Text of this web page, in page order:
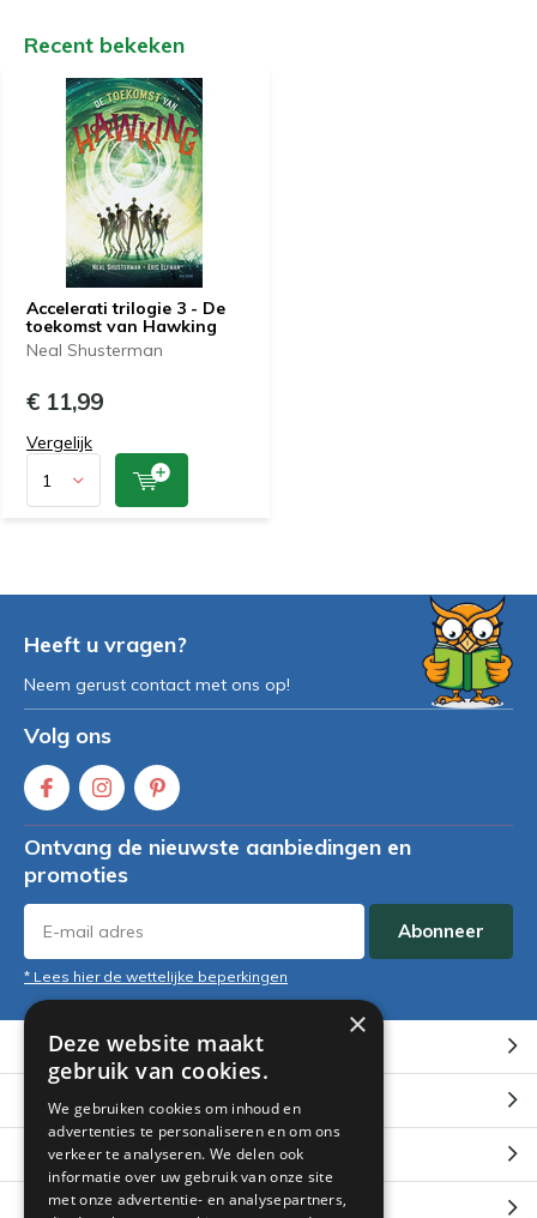
Recent bekeken
Accelerati trilogie 3 - De
toekomst van Hawking
Neal Shusterman
€ 11,99
Vergelijk
Heeft u vragen?
Neem gerust contact met ons op!
Volg ons
Ontvang de nieuwste aanbiedingen en
promoties
Abonneer
* Lees hier de wettelijke beperkingen
Klantenservice
Mijn account
Categorieën
Contact
×
Deze website maakt
gebruik van cookies.
We gebruiken cookies om inhoud en
advertenties te personaliseren en om ons
verkeer te analyseren. We delen ook
informatie over uw gebruik van onze site
met onze advertentie- en analysepartners,